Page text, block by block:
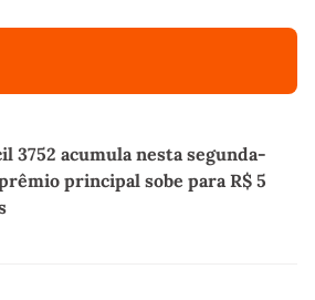
3752 acumula nesta segunda-
principal sobe para R$ 5